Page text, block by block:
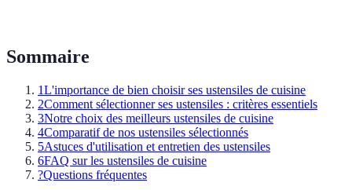
Sommaire
1L'importance de bien choisir ses ustensiles de cuisine
2Comment sélectionner ses ustensiles : critères essentiels
3Notre choix des meilleurs ustensiles de cuisine
4Comparatif de nos ustensiles sélectionnés
5Astuces d'utilisation et entretien des ustensiles
6FAQ sur les ustensiles de cuisine
?Questions fréquentes